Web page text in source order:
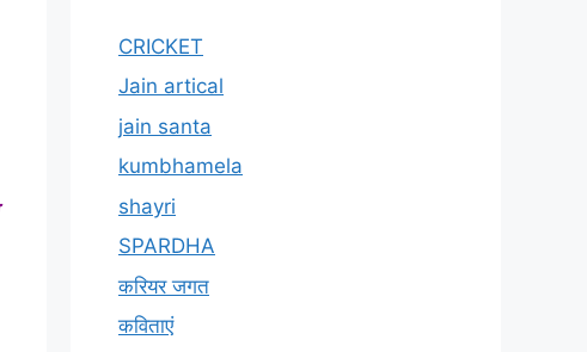
CRICKET
Jain artical
jain santa
kumbhamela
shayri
SPARDHA
करियर जगत
कविताएं